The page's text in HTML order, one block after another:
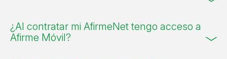
¿Al contratar mi AfirmeNet tengo acceso a
Afirme Móvil?